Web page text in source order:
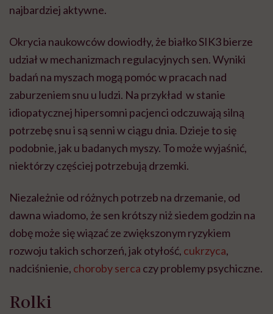
najbardziej aktywne.
Okrycia naukowców dowiodły, że białko SIK3 bierze
udział w mechanizmach regulacyjnych sen. Wyniki
badań na myszach mogą pomóc w pracach nad
zaburzeniem snu u ludzi. Na przykład w stanie
idiopatycznej hipersomni pacjenci odczuwają silną
potrzebę snu i są senni w ciągu dnia. Dzieje to się
podobnie, jak u badanych myszy. To może wyjaśnić,
niektórzy częściej potrzebują drzemki.
Niezależnie od różnych potrzeb na drzemanie, od
dawna wiadomo, że sen krótszy niż siedem godzin na
dobę może się wiązać ze zwiększonym ryzykiem
rozwoju takich schorzeń, jak otyłość, cukrzyca,
nadciśnienie, choroby serca czy problemy psychiczne.
Rolki